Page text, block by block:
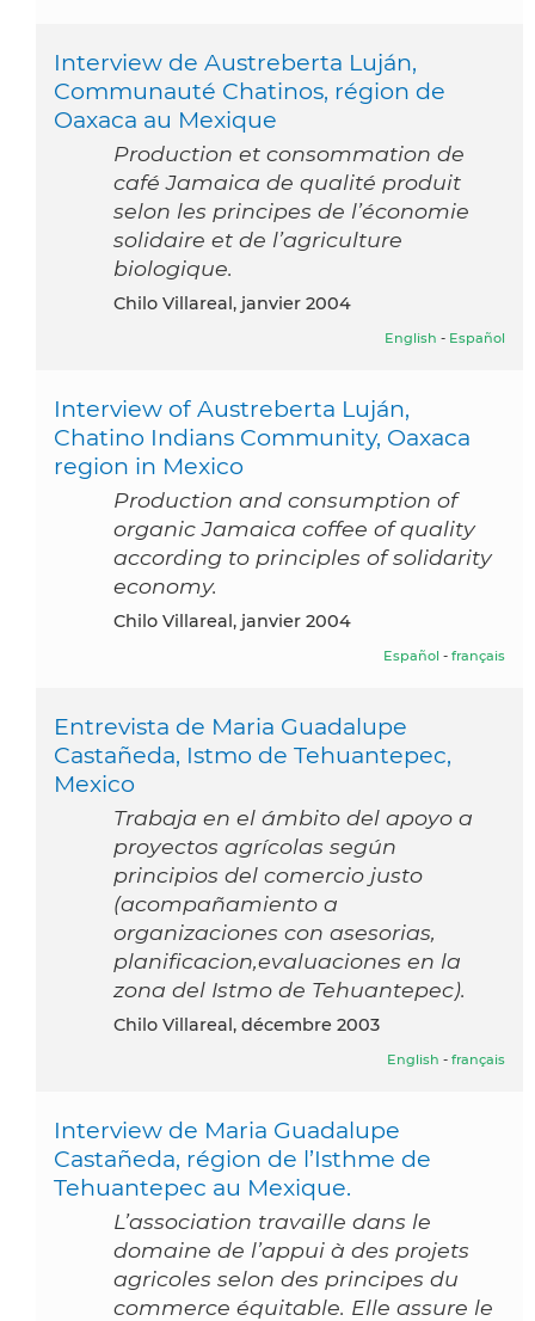
Interview de Austreberta Luján,
Communauté Chatinos, région de
Oaxaca au Mexique
Production et consommation de
café Jamaica de qualité produit
selon les principes de l’économie
solidaire et de l’agriculture
biologique.
Chilo Villareal, janvier 2004
English - Español
Interview of Austreberta Luján,
Chatino Indians Community, Oaxaca
region in Mexico
Production and consumption of
organic Jamaica coffee of quality
according to principles of solidarity
economy.
Chilo Villareal, janvier 2004
Español - français
Entrevista de Maria Guadalupe
Castañeda, Istmo de Tehuantepec,
Mexico
Trabaja en el ámbito del apoyo a
proyectos agrícolas según
principios del comercio justo
(acompañamiento a
organizaciones con asesorias,
planificacion,evaluaciones en la
zona del Istmo de Tehuantepec).
Chilo Villareal, décembre 2003
English - français
Interview de Maria Guadalupe
Castañeda, région de l’Isthme de
Tehuantepec au Mexique.
L’association travaille dans le
domaine de l’appui à des projets
agricoles selon des principes du
commerce équitable. Elle assure le